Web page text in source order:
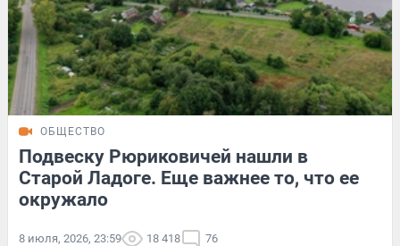
ОБЩЕСТВО
Подвеску Рюриковичей нашли в
Старой Ладоге. Еще важнее то, что ее
окружало
8 июля, 2026, 23:59 18 418 76